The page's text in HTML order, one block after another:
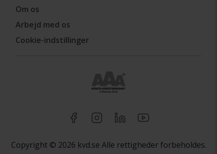
Om os
Arbejd med os
Cookie-indstillinger
Copyright © 2026 kvd.se Alle rettigheder forbeholdes.